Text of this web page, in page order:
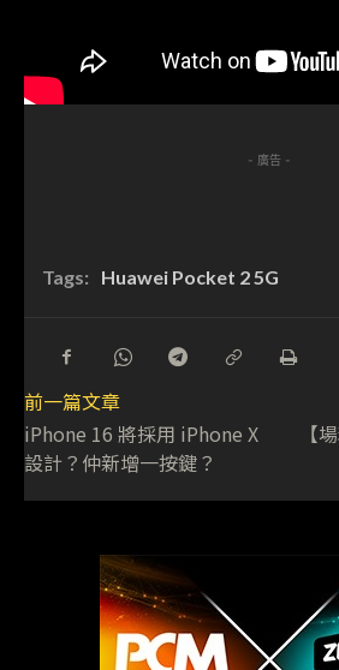
- 廣告 -
Tags: Huawei Pocket 2 5G
前一篇文章
iPhone 16 將採用 iPhone X
設計？仲新增一按鍵？
【